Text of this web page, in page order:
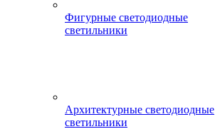
Фигурные светодиодные
светильники
Архитектурные светодиодные
светильники